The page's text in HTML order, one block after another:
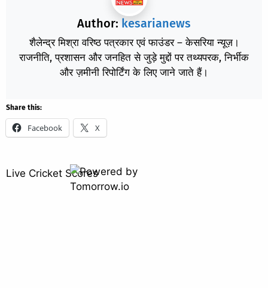
Author: kesarianews
शैलेन्द्र मिश्रा वरिष्ठ पत्रकार एवं फाउंडर – केसरिया न्यूज़।
राजनीति, प्रशासन और जनहित से जुड़े मुद्दों पर तथ्यपरक, निर्भीक
और ज़मीनी रिपोर्टिंग के लिए जाने जाते हैं।
Share this:
Facebook X
Live Cricket Scores